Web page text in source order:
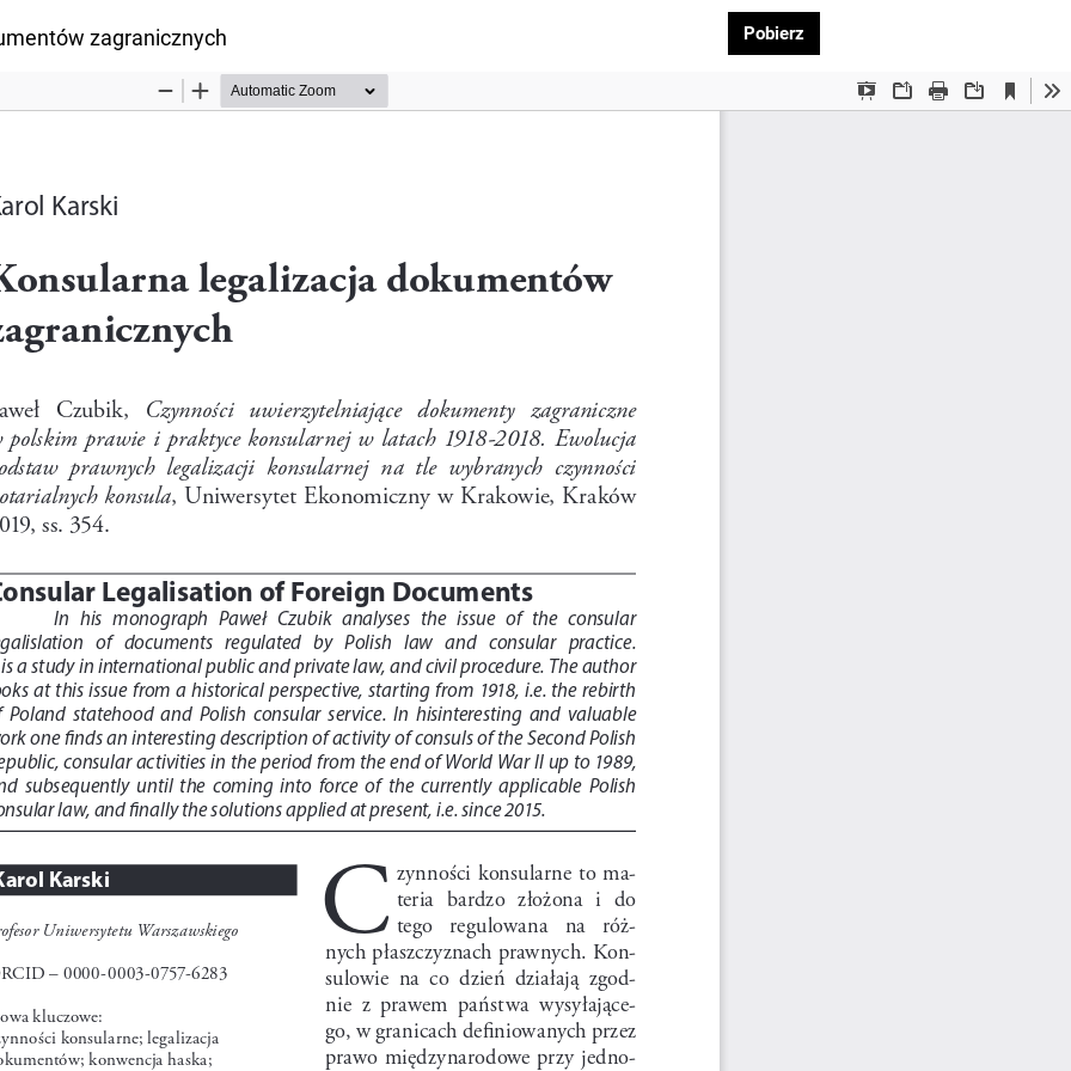
zagranicznych Pobierz